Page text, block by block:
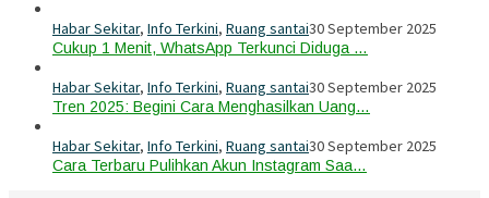
Habar Sekitar, Info Terkini, Ruang santai30 September 2025
Cukup 1 Menit, WhatsApp Terkunci Diduga …
Habar Sekitar, Info Terkini, Ruang santai30 September 2025
Tren 2025: Begini Cara Menghasilkan Uang…
Habar Sekitar, Info Terkini, Ruang santai30 September 2025
Cara Terbaru Pulihkan Akun Instagram Saa…